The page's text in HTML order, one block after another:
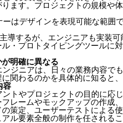
ます。プロジェクトの規模や
はデザインを表現可能な範囲
導するが、エンジニアも実装
・プロトタイピングツールに
明確に異なる
ジニアは、日々の業務内容で
関わるのかを具体的に知ると
容
トやプロジェクトの目的に応
レームやモックアップの作成
策定、ユーザーテストによる
ル要素全般の制作を任される